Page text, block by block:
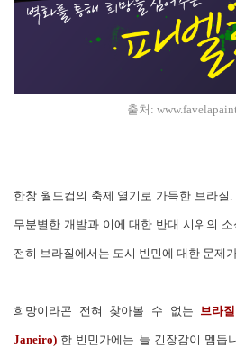
출처:
한창 월드컵의 축제 열기로 가득한 브라질
무분별한 개발과 이에 대한 반대 시위의
전히 브라질에서는 도시 빈민에 대한 문제
희망이라곤 전혀 찾아볼 수 없는 브라
Janeiro) 한 빈민가에는 늘 긴장감이 멤돕